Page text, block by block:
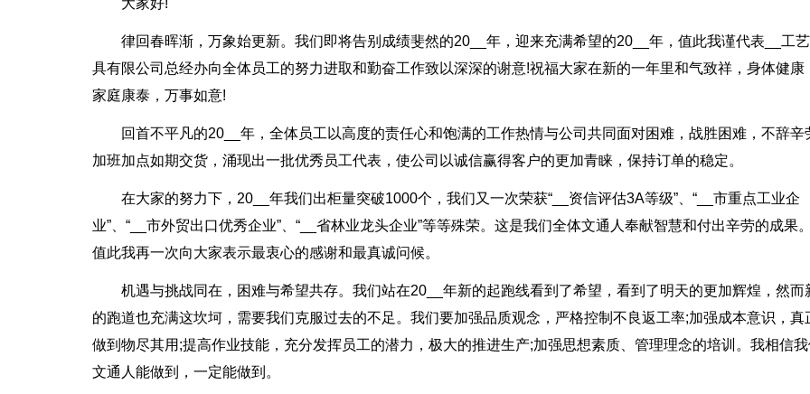
大家好!
律回春晖渐，万象始更新。我们即将告别成绩斐然的20__年，迎来充满希望的20__年，值此我谨代表__工
具有限公司总经办向全体员工的努力进取和勤奋工作致以深深的谢意!祝福大家在新的一年里和气致祥，身体健康
家庭康泰，万事如意!
回首不平凡的20__年，全体员工以高度的责任心和饱满的工作热情与公司共同面对困难，战胜困难，不辞辛
加班加点如期交货，涌现出一批优秀员工代表，使公司以诚信赢得客户的更加青睐，保持订单的稳定。
在大家的努力下，20__年我们出柜量突破1000个，我们又一次荣获“__资信评估3A等级”、“__市重点工业企
业”、“__市外贸出口优秀企业”、“__省林业龙头企业”等等殊荣。这是我们全体文通人奉献智慧和付出辛劳的成果。
值此我再一次向大家表示最衷心的感谢和最真诚问候。
机遇与挑战同在，困难与希望共存。我们站在20__年新的起跑线看到了希望，看到了明天的更加辉煌，然而
的跑道也充满这坎坷，需要我们克服过去的不足。我们要加强品质观念，严格控制不良返工率;加强成本意识，真
做到物尽其用;提高作业技能，充分发挥员工的潜力，极大的推进生产;加强思想素质、管理理念的培训。我相信我
文通人能做到，一定能做到。